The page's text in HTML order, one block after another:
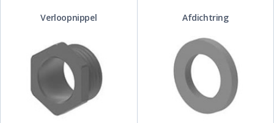
Verloopnippel Afdichtring